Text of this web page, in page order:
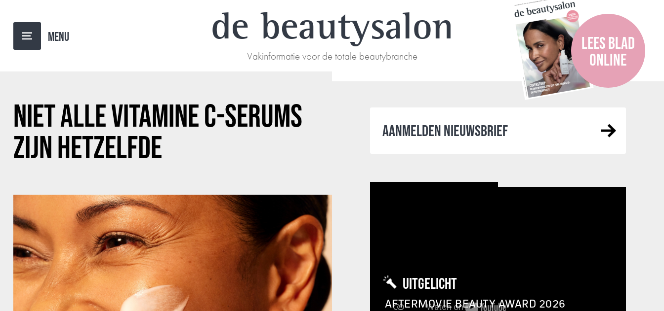
de beautysalon
Vakinformatie voor de totale beautybranche
LEES BLAD
ONLINE
NIET ALLE VITAMINE C-SERUMS
ZIJN HETZELFDE
AANMELDEN NIEUWSBRIEF
UITGELICHT
AFTERMOVIE BEAUTY AWARD 2026